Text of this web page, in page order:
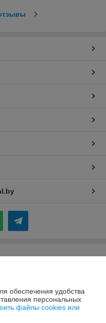
ответственностью
обеспечения удобства
персональных
файлы cookies или